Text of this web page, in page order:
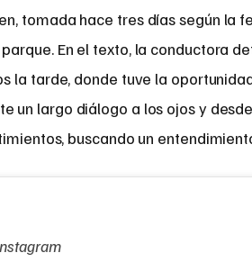
tomada hace tres días según la
En el texto, la conductora
la tarde, donde tuve la
un largo diálogo a los ojos y
buscando un